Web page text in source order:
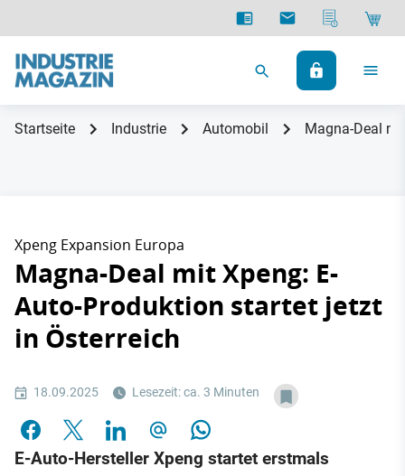
Startseite Industrie Automobil Magna-Deal
Xpeng Expansion Europa
Magna-Deal mit Xpeng: E-
Auto-Produktion startet jetzt
in Österreich
18.09.2025 Lesezeit: ca. 3 Minuten
E-Auto-Hersteller Xpeng startet erstmals